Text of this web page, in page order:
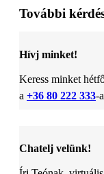
További
Hívj minket!
Keress minket
a +36 80 222 333-
Chatelj velünk!